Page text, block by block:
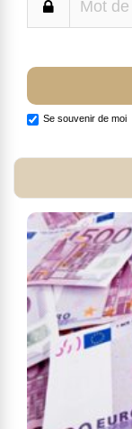
Se souvenir de moi